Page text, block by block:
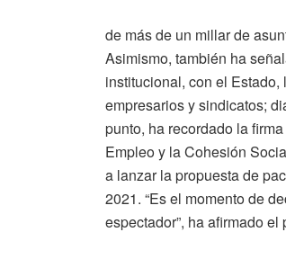
de más de un millar de
Asimismo, también ha
institucional, con el
empresarios y sindicatos;
punto, ha recordado la
Empleo y la Cohesión
a lanzar la propuesta de
2021. “Es el momento de
espectador”, ha afirmado